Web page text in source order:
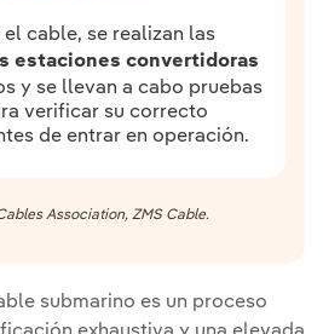
cable, se realizan las
estaciones convertidoras
y se llevan a cabo pruebas
verificar su correcto
de entrar en operación.
Association, ZMS Cable.
submarino es un proceso